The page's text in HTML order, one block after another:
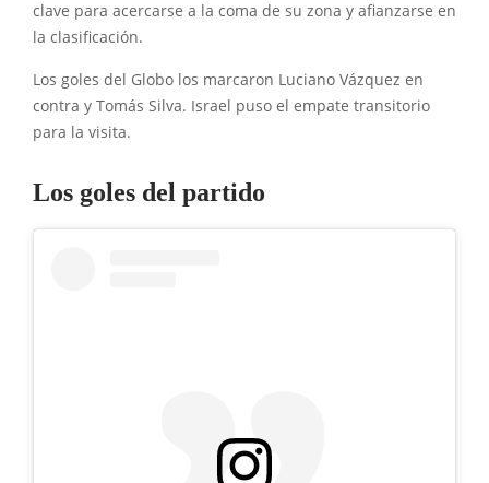
clave para acercarse a la coma de su zona y afianzarse en
la clasificación.
Los goles del Globo los marcaron Luciano Vázquez en
contra y Tomás Silva. Israel puso el empate transitorio
para la visita.
Los goles del partido